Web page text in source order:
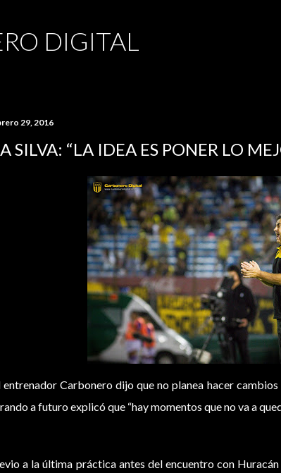
DIGITAL
29, 2016
SILVA: “LA IDEA ES PONER LO
entrenador Carbonero dijo que no planea hacer
a futuro explicó que “hay momentos que no va a
a la última práctica antes del encuentro con